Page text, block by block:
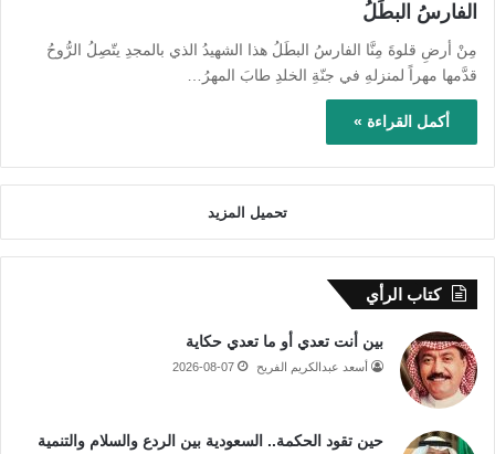
الفارسُ البطَلُ
مِنْ أرضِ قلوةَ مِنَّا الفارسُ البطَلُ هذا الشهيدُ الذي بالمجدِ يتّصِلُ الرُّوحُ
قدَّمها مهراً لمنزلهِ في جنّةِ الخلدِ طابَ المهرُ…
أكمل القراءة »
تحميل المزيد
كتاب الرأي
بين أنت تعدي أو ما تعدي حكاية
أسعد عبدالكريم الفريح 2026-08-07
حين تقود الحكمة.. السعودية بين الردع والسلام والتنمية